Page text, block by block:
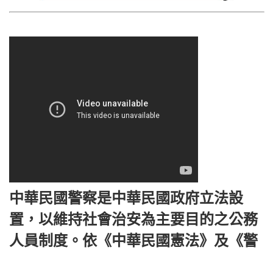
中華民國警察是中華民國政府立法設
置，以維持社會治安為主要目的之公務
人員制度。依《中華民國憲法》及《警